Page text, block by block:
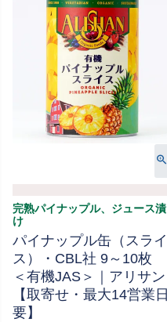
完熟パイナップル、ジュース漬
け
パイナップル缶（スライ
ス）・CBL社 9～10枚
＜有機JAS＞｜アリサン
【取寄せ・最大14営業日
要】